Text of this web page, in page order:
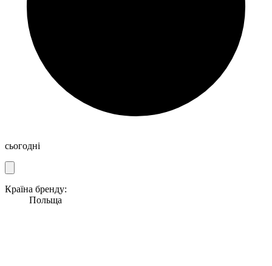
сьогодні
Країна бренду:
Польща